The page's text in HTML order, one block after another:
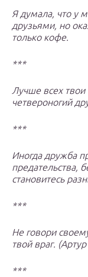
Я думала, что у
друзьями, но
только кофе.
***
Лучше всех твои
четвероногий
***
Иногда дружба
предательства,
становитесь
***
Не говори
твой враг.
***